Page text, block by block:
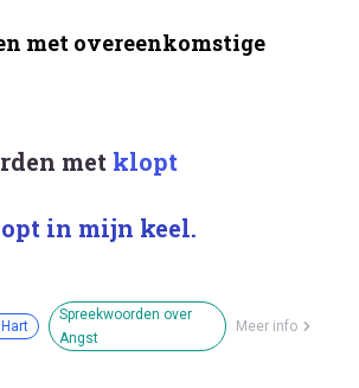
met overeenkomstige
met klopt
in mijn keel.
Hart
Spreekwoorden over
Angst
Meer info